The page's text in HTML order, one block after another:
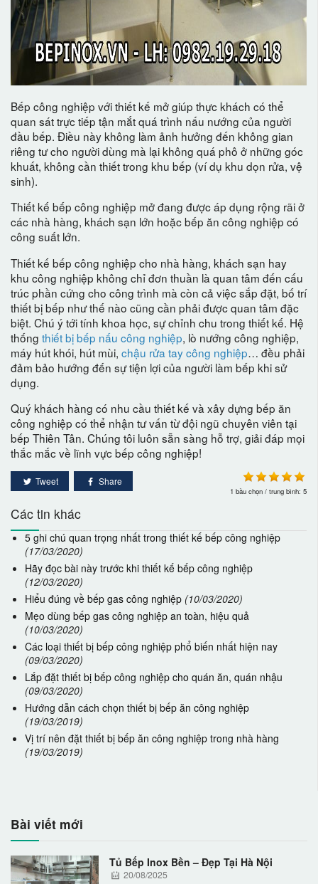
Bếp công nghiệp với thiết kế mở giúp thực khách có thể
quan sát trực tiếp tận mắt quá trình nấu nướng của người
đầu bếp. Điều này không làm ảnh hưởng đến không gian
riêng tư cho người dùng mà lại không quá phô ở những góc
khuất, không cần thiết trong khu bếp (ví dụ khu dọn rửa, vệ
sinh).
Thiết kế bếp công nghiệp mở đang được áp dụng rộng rãi ở
các nhà hàng, khách sạn lớn hoặc bếp ăn công nghiệp có
công suất lớn.
Thiết kế bếp công nghiệp cho nhà hàng, khách sạn hay
khu công nghiệp không chỉ đơn thuần là quan tâm đến cấu
trúc phần cứng cho công trình mà còn cả việc sắp đặt, bố trí
thiết bị bếp như thế nào cũng cần phải được quan tâm đặc
biệt. Chú ý tới tính khoa học, sự chỉnh chu trong thiết kế. Hệ
thống thiết bị bếp nấu công nghiệp, lò nướng công nghiệp,
máy hút khói, hút mùi, chậu rửa tay công nghiệp… đều phải
đảm bảo hướng đến sự tiện lợi của người làm bếp khi sử
dụng.
Quý khách hàng có nhu cầu thiết kế và xây dựng bếp ăn
công nghiệp có thể nhận tư vấn từ đội ngũ chuyên viên tại
bếp Thiên Tân. Chúng tôi luôn sẵn sàng hỗ trợ, giải đáp mọi
thắc mắc về lĩnh vực bếp công nghiệp!
1 bầu chọn / trung bình: 5
Tweet Share
Các tin khác
5 ghi chú quan trọng nhất trong thiết kế bếp công nghiệp
(17/03/2020)
Hãy đọc bài này trước khi thiết kế bếp công nghiệp
(12/03/2020)
Hiểu đúng về bếp gas công nghiệp (10/03/2020)
Mẹo dùng bếp gas công nghiệp an toàn, hiệu quả
(10/03/2020)
Các loại thiết bị bếp công nghiệp phổ biến nhất hiện nay
(09/03/2020)
Lắp đặt thiết bị bếp công nghiệp cho quán ăn, quán nhậu
(09/03/2020)
Hướng dẫn cách chọn thiết bị bếp ăn công nghiệp
(19/03/2019)
Vị trí nên đặt thiết bị bếp ăn công nghiệp trong nhà hàng
(19/03/2019)
Bài viết mới
Tủ Bếp Inox Bền – Đẹp Tại Hà Nội
20/08/2025